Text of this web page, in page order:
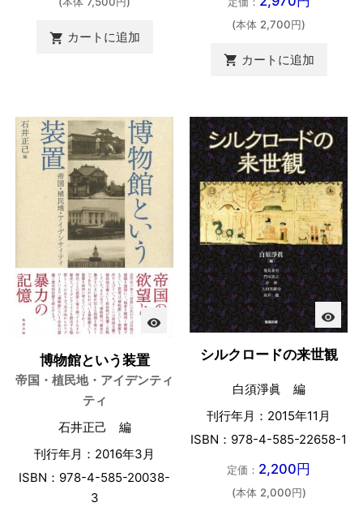
 カートに追加
(本体 2,700円)
 カートに追加
visibility
博物館という装置
帝国・植民地・アイデンティ
ティ
石井正己 編
刊行年月：2016年3月
ISBN：978-4-585-20038-
3
visibility
シルクロードの来世観
白須淨眞 編
刊行年月：2015年11月
ISBN：978-4-585-22658-1
定価： 2,200円
(本体 2,000円)